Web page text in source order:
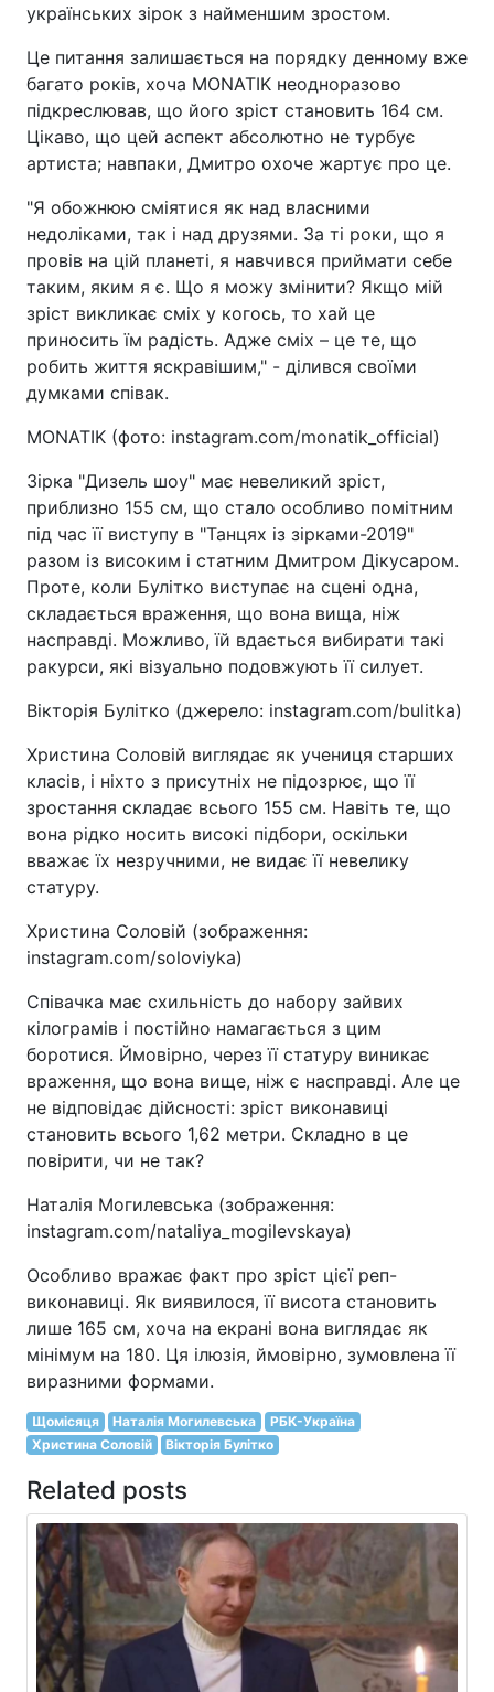
українських зірок з найменшим зростом.
Це питання залишається на порядку денному вже
багато років, хоча MONATIK неодноразово
підкреслював, що його зріст становить 164 см.
Цікаво, що цей аспект абсолютно не турбує
артиста; навпаки, Дмитро охоче жартує про це.
"Я обожнюю сміятися як над власними
недоліками, так і над друзями. За ті роки, що я
провів на цій планеті, я навчився приймати себе
таким, яким я є. Що я можу змінити? Якщо мій
зріст викликає сміх у когось, то хай це
приносить їм радість. Адже сміх – це те, що
робить життя яскравішим," - ділився своїми
думками співак.
MONATIK (фото: instagram.com/monatik_official)
Зірка "Дизель шоу" має невеликий зріст,
приблизно 155 см, що стало особливо помітним
під час її виступу в "Танцях із зірками-2019"
разом із високим і статним Дмитром Дікусаром.
Проте, коли Булітко виступає на сцені одна,
складається враження, що вона вища, ніж
насправді. Можливо, їй вдається вибирати такі
ракурси, які візуально подовжують її силует.
Вікторія Булітко (джерело: instagram.com/bulitka)
Христина Соловій виглядає як учениця старших
класів, і ніхто з присутніх не підозрює, що її
зростання складає всього 155 см. Навіть те, що
вона рідко носить високі підбори, оскільки
вважає їх незручними, не видає її невелику
статуру.
Христина Соловій (зображення:
instagram.com/soloviyka)
Співачка має схильність до набору зайвих
кілограмів і постійно намагається з цим
боротися. Ймовірно, через її статуру виникає
враження, що вона вище, ніж є насправді. Але це
не відповідає дійсності: зріст виконавиці
становить всього 1,62 метри. Складно в це
повірити, чи не так?
Наталія Могилевська (зображення:
instagram.com/nataliya_mogilevskaya)
Особливо вражає факт про зріст цієї реп-
виконавиці. Як виявилося, її висота становить
лише 165 см, хоча на екрані вона виглядає як
мінімум на 180. Ця ілюзія, ймовірно, зумовлена її
виразними формами.
Щомісяця Наталія Могилевська
РБК-Україна
Христина Соловій
Вікторія Булітко
Related posts